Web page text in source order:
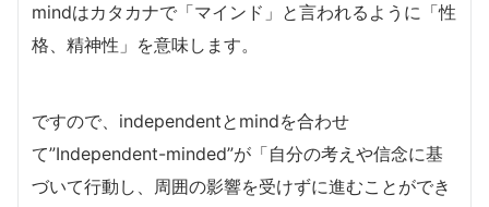
mindはカタカナで「マインド」と言われるように「性
格、精神性」を意味します。
ですので、independentとmindを合わせ
て”Independent-minded”が「自分の考えや信念に基
づいて行動し、周囲の影響を受けずに進むことができ